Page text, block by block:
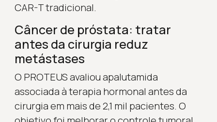
CAR-T tradicional.
Câncer de próstata: tratar
antes da cirurgia reduz
metástases
O PROTEUS avaliou apalutamida
associada à terapia hormonal antes da
cirurgia em mais de 2,1 mil pacientes. O